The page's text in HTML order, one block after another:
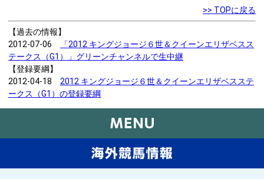
>> TOPに戻る
【過去の情報】
2012-07-06
「2012 キングジョージ６世＆クイーンエリザベスス
テークス（G1）」グリーンチャンネルで生中継
【登録要綱】
2012-04-18 2012 キングジョージ６世＆クイーンエリザベスステ
ークス（G1）の登録要綱